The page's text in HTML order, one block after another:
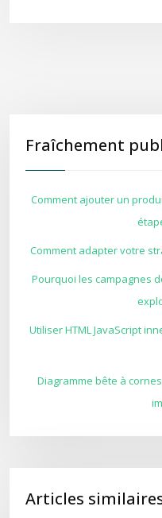
Fraîchement
Comment ajouter un
Comment adapter votre
Pourquoi les campagnes
Utiliser HTML JavaScript
Diagramme bête à
Articles